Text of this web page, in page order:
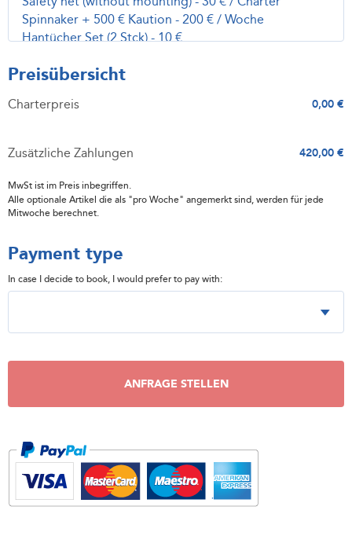
Preisübersicht
Charterpreis 0,00 €
Zusätzliche Zahlungen 420,00 €
MwSt ist im Preis inbegriffen.
Alle optionale Artikel die als "pro Woche" angemerkt sind, werden für jede
Mitwoche berechnet.
Payment type
In case I decide to book, I would prefer to pay with:
ANFRAGE STELLEN